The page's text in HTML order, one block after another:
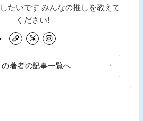
たいです みんなの推しを教えて
ください!
の著者の記事一覧へ